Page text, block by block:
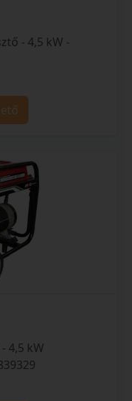
- 4,5 kW -
4,5 kW